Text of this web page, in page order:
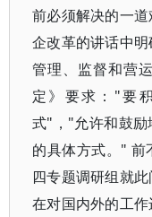
前必须解决的一
企改革的讲话中
管理、监督和营
定》要求："要
式"，"允许和鼓励
的具体方式。" 前
四专题调研组就
在对国内外的工